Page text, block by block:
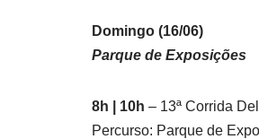
Domingo (16/06)
Parque de Exposições
8h | 10h – 13ª Corrida
Percurso: Parque de